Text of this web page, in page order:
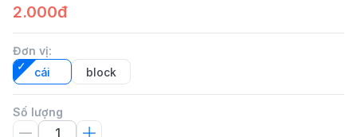
2.000đ
Đơn vị:
cái
block
Số lượng